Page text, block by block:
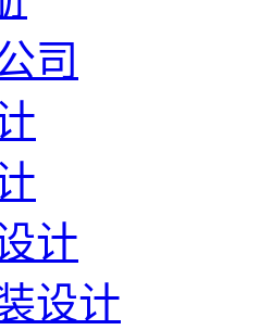
司
计
设计